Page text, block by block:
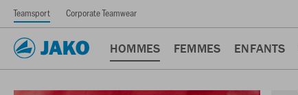
Teamsport Corporate Teamwear
HOMMES FEMMES ENFANTS